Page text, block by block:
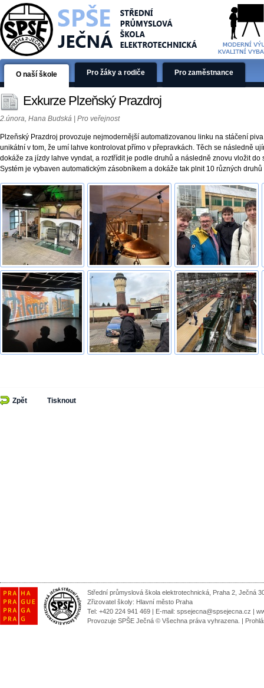
O naší škole Pro žáky a rodiče Pro zaměstnance
Exkurze Plzeňský Prazdroj
2.února, Hana Budská | Pro veřejnost
Plzeňský Prazdroj provozuje nejmodernější automatizovanou linku na stáčení
unikátní v tom, že umí lahve kontrolovat přímo v přepravkách. Těch se následně
dokáže za jízdy lahve vyndat, a roztřídit je podle druhů a následně znovu vložit
Systém je vybaven automatickým zásobníkem a dokáže tak plnit 10 různých
Zpět Tisknout
Střední průmyslová škola elektrotechnická, Praha 2, Ječná
Zřizovatel školy: Hlavní město Praha
Tel: +420 224 941 469 | E-mail: spsejecna@spsejecna.cz |
Provozuje SPŠE Ječná © Všechna práva vyhrazena. |